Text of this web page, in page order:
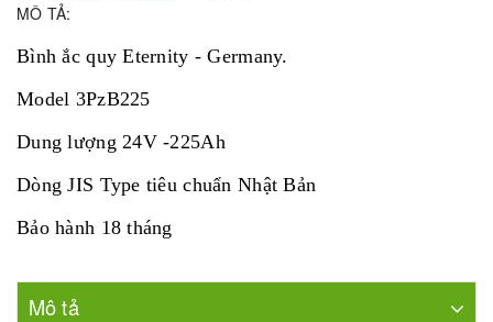
MÔ TẢ:
Bình ắc quy Eternity - Germany.
Model 3PzB225
Dung lượng 24V -225Ah
Dòng JIS Type tiêu chuẩn Nhật Bản
Bảo hành 18 tháng
Mô tả